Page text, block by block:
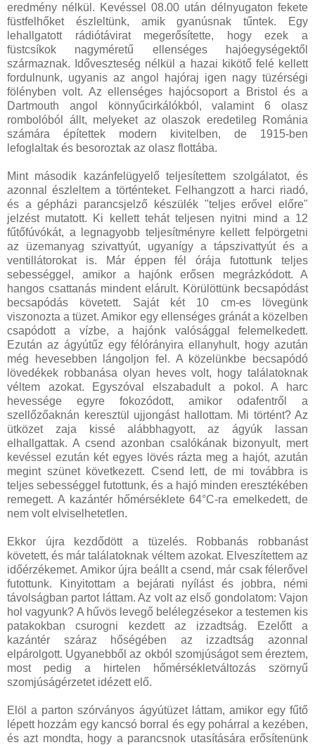
eredmény nélkül. Kevéssel 08.00 után délnyugaton fekete
füstfelhőket észleltünk, amik gyanúsnak tűntek. Egy
lehallgatott rádiótávirat megerősítette, hogy ezek a
füstcsíkok nagyméretű ellenséges hajóegységektől
származnak. Időveszteség nélkül a hazai kikötő felé kellett
fordulnunk, ugyanis az angol hajóraj igen nagy tüzérségi
fölényben volt. Az ellenséges hajócsoport a Bristol és a
Dartmouth angol könnyűcirkálókból, valamint 6 olasz
rombolóból állt, melyeket az olaszok eredetileg Románia
számára építettek modern kivitelben, de 1915-ben
lefoglaltak és besoroztak az olasz flottába.
Mint második kazánfelügyelő teljesítettem szolgálatot, és
azonnal észleltem a történteket. Felhangzott a harci riadó,
és a gépházi parancsjelző készülék "teljes erővel előre"
jelzést mutatott. Ki kellett tehát teljesen nyitni mind a 12
fűtőfúvókát, a legnagyobb teljesítményre kellett felpörgetni
az üzemanyag szivattyút, ugyanígy a tápszivattyút és a
ventillátorokat is. Már éppen fél órája futottunk teljes
sebességgel, amikor a hajónk erősen megrázkódott. A
hangos csattanás mindent elárult. Körülöttünk becsapódást
becsapódás követett. Saját két 10 cm-es lövegünk
viszonozta a tüzet. Amikor egy ellenséges gránát a közelben
csapódott a vízbe, a hajónk valósággal felemelkedett.
Ezután az ágyútűz egy félórányira ellanyhult, hogy azután
még hevesebben lángoljon fel. A közelünkbe becsapódó
lövedékek robbanása olyan heves volt, hogy találatoknak
véltem azokat. Egyszóval elszabadult a pokol. A harc
hevessége egyre fokozódott, amikor odafentről a
szellőzőaknán keresztül ujjongást hallottam. Mi történt? Az
ütközet zaja kissé alábbhagyott, az ágyúk lassan
elhallgattak. A csend azonban csalókának bizonyult, mert
kevéssel ezután két egyes lövés rázta meg a hajót, azután
megint szünet következett. Csend lett, de mi továbbra is
teljes sebességgel futottunk, és a hajó minden eresztékében
remegett. A kazántér hőmérséklete 64°C-ra emelkedett, de
nem volt elviselhetetlen.
Ekkor újra kezdődött a tüzelés. Robbanás robbanást
követett, és már találatoknak véltem azokat. Elveszítettem az
időérzékemet. Amikor újra beállt a csend, már csak félerővel
futottunk. Kinyitottam a bejárati nyílást és jobbra, némi
távolságban partot láttam. Az volt az első gondolatom: Vajon
hol vagyunk? A hűvös levegő belélegzésekor a testemen kis
patakokban csurogni kezdett az izzadtság. Ezelőtt a
kazántér száraz hőségében az izzadtság azonnal
elpárolgott. Ugyanebből az okból szomjúságot sem éreztem,
most pedig a hirtelen hőmérsékletváltozás szörnyű
szomjúságérzetet idézett elő.
Elöl a parton szórványos ágyútüzet láttam, amikor egy fűtő
lépett hozzám egy kancsó borral és egy pohárral a kezében,
és azt mondta, hogy a parancsnok utasítására erősítenünk